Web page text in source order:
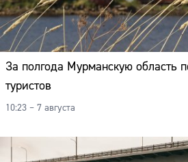
За полгода Мурманскую область
туристов
10:23 – 7 августа
Адрес:
Телефон: